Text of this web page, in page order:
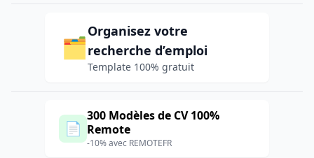
🗂️
Organisez votre
recherche d’emploi
Template 100% gratuit
📄
300 Modèles de CV 100%
Remote
-10% avec REMOTEFR